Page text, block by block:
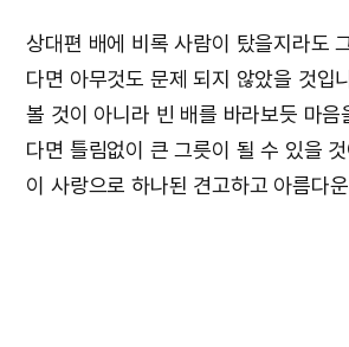
상대편 배에 비록 사람이 탔을지라도
다면 아무것도 문제 되지 않았을 것입
볼 것이 아니라 빈 배를 바라보듯 마음
다면 틀림없이 큰 그릇이 될 수 있을
이 사랑으로 하나된 견고하고 아름다